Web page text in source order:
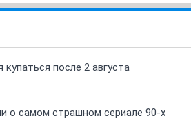
после 2 августа
о самом страшном сериале 90-х